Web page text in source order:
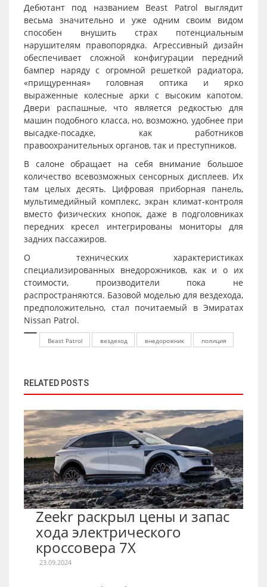
Дебютант под названием Beast Patrol выглядит
весьма значительно и уже одним своим видом
способен внушить страх потенциальным
нарушителям правопорядка. Агрессивный дизайн
обеспечивает сложной конфигурации передний
бампер наряду с огромной решеткой радиатора,
«прищуренная» головная оптика и ярко
выраженные колесные арки с высоким капотом.
Двери распашные, что является редкостью для
машин подобного класса, но, возможно, удобнее при
высадке-посадке, как работников
правоохранительных органов, так и преступников.
В салоне обращает на себя внимание большое
количество всевозможных сенсорных дисплеев. Их
там целых десять. Цифровая приборная панель,
мультимедийный комплекс, экран климат-контроля
вместо физических кнопок, даже в подголовниках
передних кресел интегрированы мониторы для
задних пассажиров.
О технических характеристиках
специализированных внедорожников, как и о их
стоимости, производители пока не
распространяются. Базовой моделью для вездехода,
предположительно, стал почитаемый в Эмиратах
Nissan Patrol.
Beast Patrol вездеход внедорожник полиция
RELATED POSTS
Zeekr раскрыл цены и запас
хода электрического
кроссовера 7X
23.09.2024